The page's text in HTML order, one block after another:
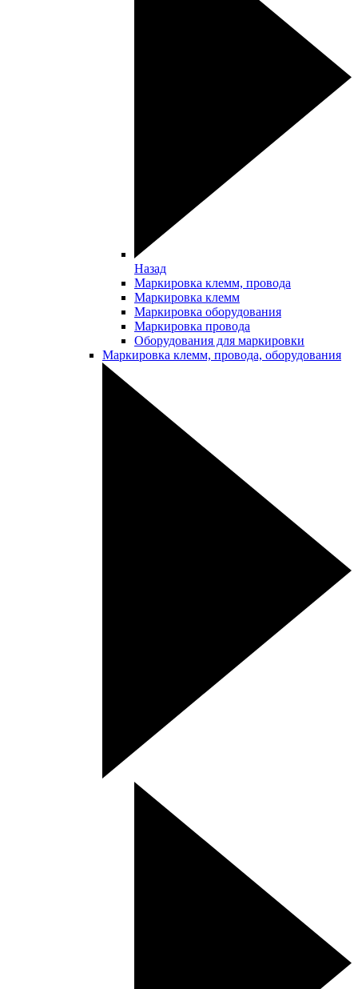
Назад
Маркировка клемм, провода
Маркировка клемм
Маркировка оборудования
Маркировка провода
Оборудования для маркировки
Маркировка клемм, провода, оборудования